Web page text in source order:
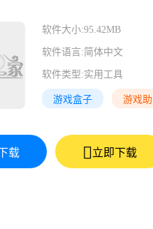
软件大小:95.42MB
软件语言:简体中文
软件类型:实用工具
游戏盒子 游戏
载 立即下载